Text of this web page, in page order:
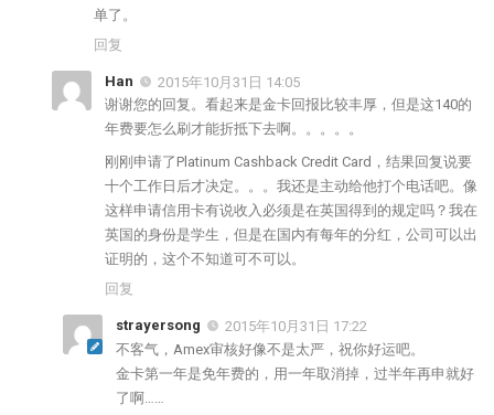
单了。
回复
Han
2015年10月31日 14:05
谢谢您的回复。看起来是金卡回报比较丰厚，但是这140的
年费要怎么刷才能折抵下去啊。。。。。
刚刚申请了Platinum Cashback Credit Card，结果回复说要
十个工作日后才决定。。。我还是主动给他打个电话吧。像
这样申请信用卡有说收入必须是在英国得到的规定吗？我在
英国的身份是学生，但是在国内有每年的分红，公司可以出
证明的，这个不知道可不可以。
回复
strayersong
2015年10月31日 17:22
不客气，Amex审核好像不是太严，祝你好运吧。
金卡第一年是免年费的，用一年取消掉，过半年再申就好
了啊……